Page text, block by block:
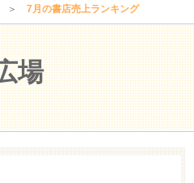
＞ 7月の書店売上ランキング
場